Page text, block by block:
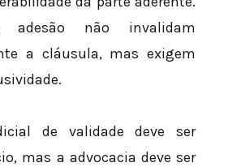
adesão não invalidam
a cláusula, mas exigem
de validade deve ser
mas a advocacia deve ser